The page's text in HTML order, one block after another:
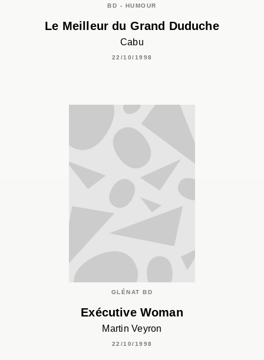
BD - HUMOUR
Le Meilleur du Grand Duduche
Cabu
22/10/1998
GLÉNAT BD
Exécutive Woman
Martin Veyron
22/10/1998